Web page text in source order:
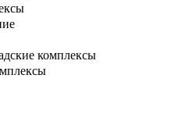
комплексы